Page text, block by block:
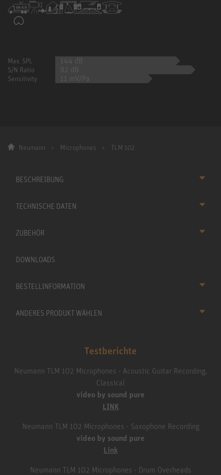
Max. SPL 144 dB
S/N Ratio 82 dB
Sensitivity 11 mV/Pa
Neumann Microphones TLM 102
BESCHREIBUNG
TECHNISCHE DATEN
ZUBEHÖR
DOWNLOADS
BESTELLINFORMATION
ANDERES PRODUKT WÄHLEN
Testberichte
Neumann TLM 102 Microphones - Acoustic Guitar Recording,
Classical
video by sound pure
LINK
Neumann TLM 102 Microphones - Saxophone Recording
video by sound pure
Link
Neumann TLM 102 Microphones - Drum Overheads